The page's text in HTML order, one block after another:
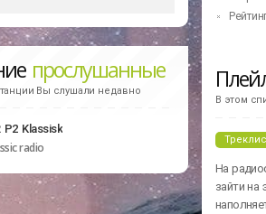
прослушанные
Вы слушали недавно
P2 Klassisk
radio
В этом
На
зайти на